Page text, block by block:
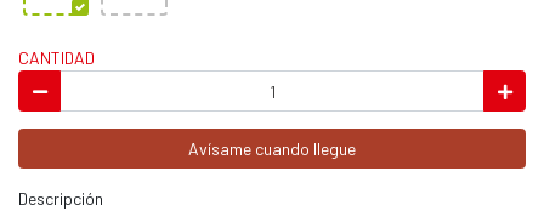
CANTIDAD
Avísame cuando llegue
Descripción